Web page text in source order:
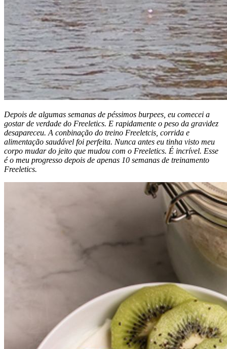
Depois de algumas semanas de péssimos burpees, eu comecei a
gostar de verdade do Freeletics. E rapidamente o peso da gravidez
desapareceu. A conbinação do treino Freeletcis, corrida e
alimentação saudável foi perfeita. Nunca antes eu tinha visto meu
corpo mudar do jeito que mudou com o Freeletics. É incrível. Esse
é o meu progresso depois de apenas 10 semanas de treinamento
Freeletics.